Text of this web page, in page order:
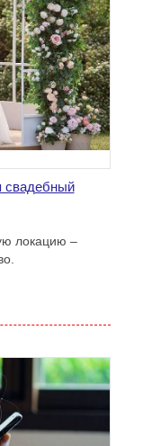
свадебный
локацию –